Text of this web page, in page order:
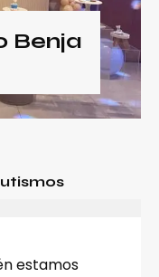
Benja
estamos